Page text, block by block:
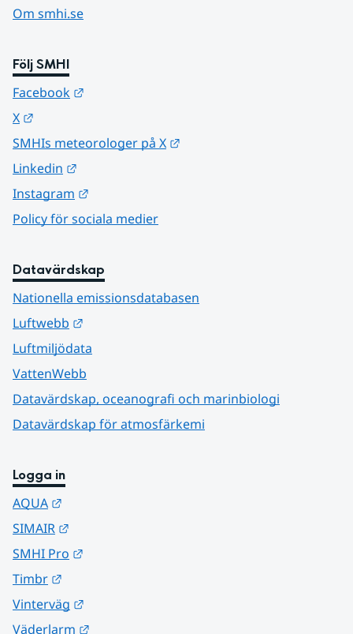
Om smhi.se
Följ SMHI
Facebook
X
SMHIs meteorologer på X
Linkedin
Instagram
Policy för sociala medier
Datavärdskap
Nationella emissionsdatabasen
Luftwebb
Luftmiljödata
VattenWebb
Datavärdskap, oceanografi och marinbiologi
Datavärdskap för atmosfärkemi
Logga in
AQUA
SIMAIR
SMHI Pro
Timbr
Vinterväg
Väderlarm